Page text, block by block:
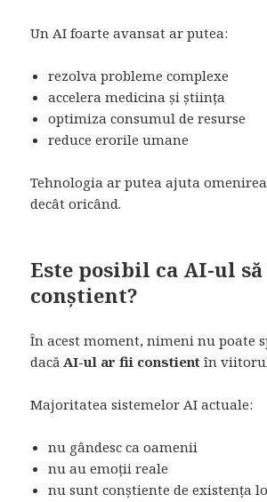
Un AI foarte avansat ar putea:
rezolva probleme complexe
accelera medicina și știința
optimiza consumul de resurse
reduce erorile umane
Tehnologia ar putea ajuta
decât oricând.
Este posibil ca AI-ul
conștient?
În acest moment, nimeni nu poate
dacă AI-ul ar fii constient în
Majoritatea sistemelor AI actuale:
nu gândesc ca oamenii
nu au emoții reale
nu sunt conștiente de existența